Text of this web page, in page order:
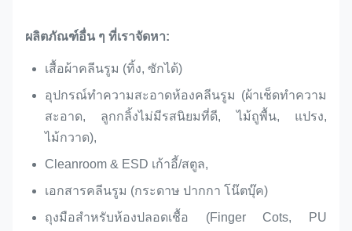
ผลิตภัณฑ์อื่น ๆ ที่เราจัดหา:
เสื้อผ้าคลีนรูม (ทิ้ง, ซักได้)
อุปกรณ์ทำความสะอาดห้องคลีนรูม (ผ้าเช็ดทำความ
สะอาด, ลูกกลิ้งไม่มีรสนิยมที่ดี, ไม้ถูพื้น, แปรง,
ไม้กวาด),
Cleanroom & ESD เก้าอี้/สตูล,
เอกสารคลีนรูม (กระดาษ ปากกา โน๊ตบุ๊ค)
ถุงมือสำหรับห้องปลอดเชื้อ (Finger Cots, PU